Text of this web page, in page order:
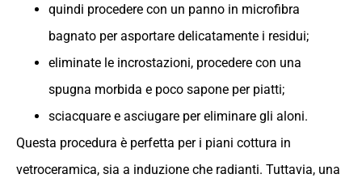
quindi procedere con un panno in microfibra
bagnato per asportare delicatamente i residui;
eliminate le incrostazioni, procedere con una
spugna morbida e poco sapone per piatti;
sciacquare e asciugare per eliminare gli aloni.
Questa procedura è perfetta per i piani cottura in
vetroceramica, sia a induzione che radianti. Tuttavia, una